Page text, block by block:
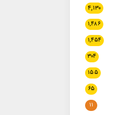
۴,۱۳۰
۱,۴۸۶
۱,۴۵۴
۳۰۴
۱۵۵
۶۵
۱۱